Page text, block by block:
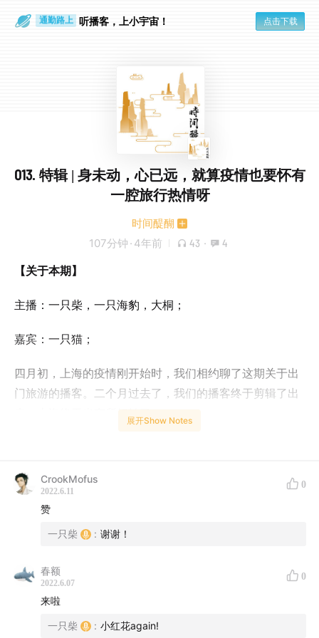
通勤路上 听播客，上小宇宙！ 点击下载
013. 特辑 | 身未动，心已远，就算疫情也要怀有
一腔旅行热情呀
时间醍醐
107分钟 · 4年前 43 · 4
【关于本期】
主播：一只柴，一只海豹，大桐；
嘉宾：一只猫；
四月初，上海的疫情刚开始时，我们相约聊了这期关于出
门旅游的播客。二个月过去了，我们的播客终于剪辑了出
来，上海终于也有所好转了。
【相关资料】
一只柴和一只猫的游记博客：猫和柴的野游
【主要话题】
大桐的一些话；
展开Show Notes
CrookMofus
2022.6.11
0
赞
一只柴 : 谢谢！
春额
2022.6.07
0
来啦
一只柴 : 小红花again!